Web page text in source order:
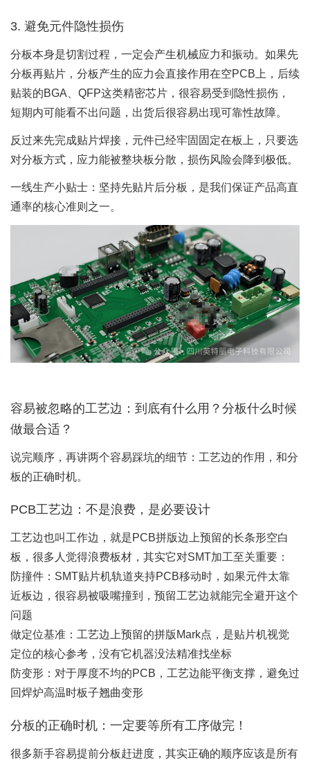
3. 避免元件隐性损伤
分板本身是切割过程，一定会产生机械应力和振动。如果先
分板再贴片，分板产生的应力会直接作用在空PCB上，后续
贴装的BGA、QFP这类精密芯片，很容易受到隐性损伤，
短期内可能看不出问题，出货后很容易出现可靠性故障。
反过来先完成贴片焊接，元件已经牢固固定在板上，只要选
对分板方式，应力能被整块板分散，损伤风险会降到极低。
一线生产小贴士：坚持先贴片后分板，是我们保证产品高直
通率的核心准则之一。
容易被忽略的工艺边：到底有什么用？分板什么时候
做最合适？
说完顺序，再讲两个容易踩坑的细节：工艺边的作用，和分
板的正确时机。
PCB工艺边：不是浪费，是必要设计
工艺边也叫工作边，就是PCB拼版边上预留的长条形空白
板，很多人觉得浪费板材，其实它对SMT加工至关重要：
防撞件：SMT贴片机轨道夹持PCB移动时，如果元件太靠
近板边，很容易被吸嘴撞到，预留工艺边就能完全避开这个
问题
做定位基准：工艺边上预留的拼版Mark点，是贴片机视觉
定位的核心参考，没有它机器没法精准找坐标
防变形：对于厚度不均的PCB，工艺边能平衡支撑，避免过
回焊炉高温时板子翘曲变形
分板的正确时机：一定要等所有工序做完！
很多新手容易提前分板赶进度，其实正确的顺序应该是所有